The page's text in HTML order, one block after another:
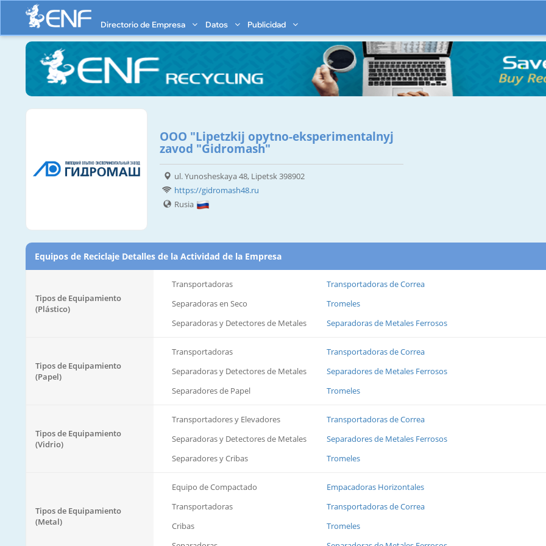
Directorio de Empresa Datos Publicidad
OOO "Lipetzkij opytno-eksperimentalnyj
zavod "Gidromash"
ul. Yunosheskaya 48, Lipetsk 398902
https://gidromash48.ru
Rusia
Equipos de Reciclaje Detalles de la Actividad de la Empresa
Tipos de Equipamiento
(Plástico)
Transportadoras
Transportadoras de Correa
Separadoras en Seco
Tromeles
Separadoras y Detectores de Metales
Separadoras de Metales Ferrosos
Tipos de Equipamiento
(Papel)
Transportadoras
Transportadoras de Correa
Separadoras y Detectores de Metales
Separadores de Metales Ferrosos
Separadores de Papel
Tromeles
Tipos de Equipamiento
(Vidrio)
Transportadores y Elevadores
Transportadoras de Correa
Separadoras y Detectores de Metales
Separadores de Metales Ferrosos
Separadores y Cribas
Tromeles
Tipos de Equipamiento
(Metal)
Equipo de Compactado
Empacadoras Horizontales
Transportadoras
Transportadoras de Correa
Cribas
Tromeles